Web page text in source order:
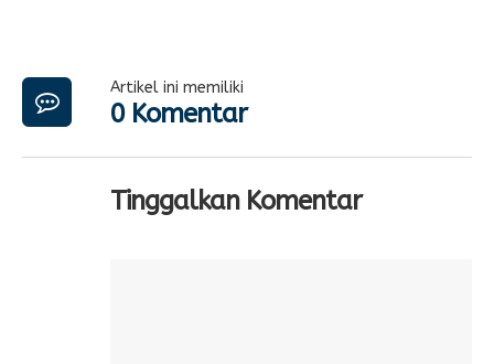
Artikel ini memiliki
0 Komentar
Tinggalkan Komentar